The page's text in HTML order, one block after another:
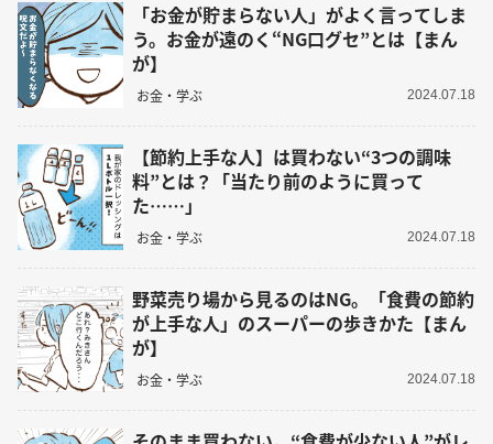
「お金が貯まらない人」がよく言ってしま
う。お金が遠のく“NG口グセ”とは【まん
が】
お金・学ぶ 2024.07.18
【節約上手な人】は買わない“3つの調味
料”とは？「当たり前のように買って
た……」
お金・学ぶ 2024.07.18
野菜売り場から見るのはNG。「食費の節約
が上手な人」のスーパーの歩きかた【まん
が】
お金・学ぶ 2024.07.18